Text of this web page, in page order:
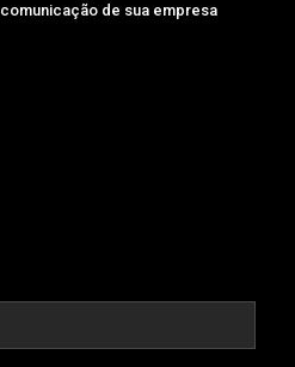
de sua empresa